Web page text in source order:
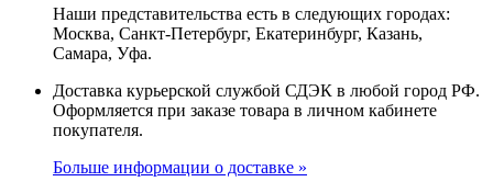
Наши представительства есть в следующих городах:
Москва, Санкт-Петербург, Екатеринбург, Казань,
Самара, Уфа.
Доставка курьерской службой СДЭК в любой город РФ.
Оформляется при заказе товара в личном кабинете
покупателя.
Больше информации о доставке »